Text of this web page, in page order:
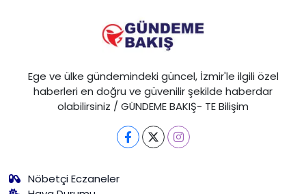
Ege ve ülke gündemindeki güncel, İzmir'le ilgili özel
haberleri en doğru ve güvenilir şekilde haberdar
olabilirsiniz / GÜNDEME BAKIŞ- TE Bilişim
Nöbetçi Eczaneler